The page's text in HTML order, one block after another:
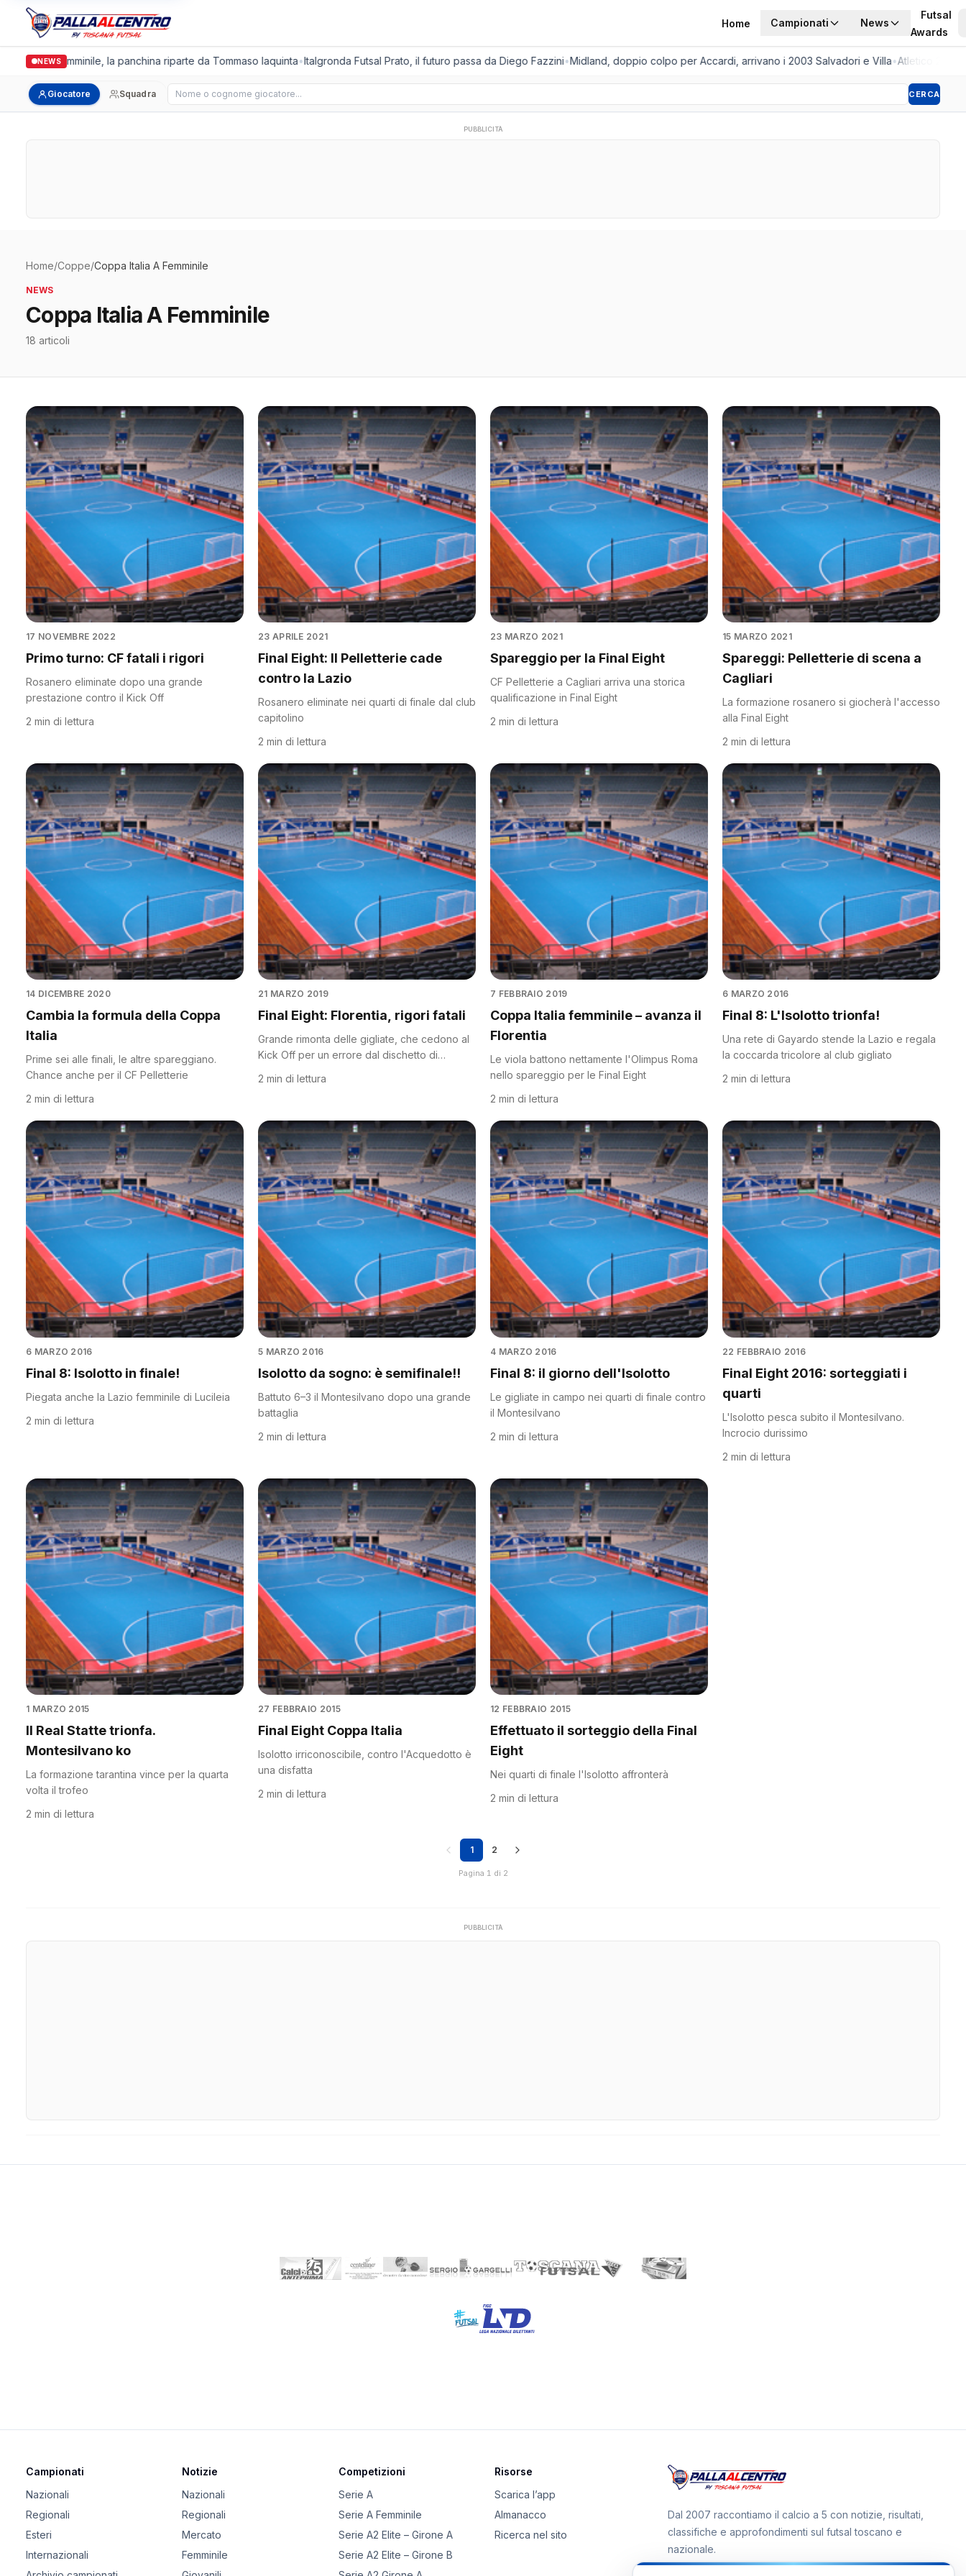
Home Campionati News
Futsal
Awards
NEWS
Cus Pisa Femminile, la panchina riparte da Tommaso Iaquinta•Italgronda Futsal Prato, il futuro passa da Diego Fazzini•Midland, doppio colpo per Accardi, arrivano i 2003 Salvadori e Villa•Atletico 2001,
Giocatore Squadra Cerca giocatore CERCA
PUBBLICITÀ
Home/Coppe/Coppa Italia A Femminile
NEWS
Coppa Italia A Femminile
18 articoli
17 NOVEMBRE 2022
Primo turno: CF fatali i rigori
Rosanero eliminate dopo una grande
prestazione contro il Kick Off
2 min di lettura
23 APRILE 2021
Final Eight: Il Pelletterie cade
contro la Lazio
Rosanero eliminate nei quarti di finale dal club
capitolino
2 min di lettura
23 MARZO 2021
Spareggio per la Final Eight
CF Pelletterie a Cagliari arriva una storica
qualificazione in Final Eight
2 min di lettura
15 MARZO 2021
Spareggi: Pelletterie di scena a
Cagliari
La formazione rosanero si giocherà l'accesso
alla Final Eight
2 min di lettura
14 DICEMBRE 2020
Cambia la formula della Coppa
Italia
Prime sei alle finali, le altre spareggiano.
Chance anche per il CF Pelletterie
2 min di lettura
21 MARZO 2019
Final Eight: Florentia, rigori fatali
Grande rimonta delle gigliate, che cedono al
Kick Off per un errore dal dischetto di
2 min di lettura
7 FEBBRAIO 2019
Coppa Italia femminile – avanza il
Florentia
Le viola battono nettamente l'Olimpus Roma
nello spareggio per le Final Eight
2 min di lettura
6 MARZO 2016
Final 8: L'Isolotto trionfa!
Una rete di Gayardo stende la Lazio e regala
la coccarda tricolore al club gigliato
2 min di lettura
6 MARZO 2016
Final 8: Isolotto in finale!
Piegata anche la Lazio femminile di Lucileia
2 min di lettura
5 MARZO 2016
Isolotto da sogno: è semifinale!!
Battuto 6–3 il Montesilvano dopo una grande
battaglia
2 min di lettura
4 MARZO 2016
Final 8: il giorno dell'Isolotto
Le gigliate in campo nei quarti di finale contro
il Montesilvano
2 min di lettura
22 FEBBRAIO 2016
Final Eight 2016: sorteggiati i
quarti
L'Isolotto pesca subito il Montesilvano.
Incrocio durissimo
2 min di lettura
1 MARZO 2015
Il Real Statte trionfa.
Montesilvano ko
La formazione tarantina vince per la quarta
volta il trofeo
2 min di lettura
27 FEBBRAIO 2015
Final Eight Coppa Italia
Isolotto irriconoscibile, contro l'Acquedotto è
una disfatta
2 min di lettura
12 FEBBRAIO 2015
Effettuato il sorteggio della Final
Eight
Nei quarti di finale l'Isolotto affronterà
2 min di lettura
1 2
Pagina 1 di 2
PUBBLICITÀ
Campionati
Nazionali
Regionali
Esteri
Internazionali
Notizie
Nazionali
Regionali
Mercato
Femminile
Competizioni
Serie A
Serie A Femminile
Serie A2 Elite – Girone A
Serie A2 Elite – Girone B
Risorse
Scarica l’app
Almanacco
Ricerca nel sito
Dal 2007 raccontiamo il calcio a 5 con notizie, risultati,
classifiche e approfondimenti sul futsal toscano e
nazionale.